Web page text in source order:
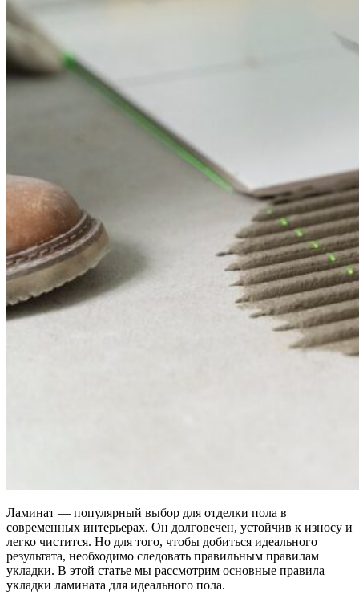
Ламинат — популярный выбор для отделки пола в
современных интерьерах. Он долговечен, устойчив к износу и
легко чистится. Но для того, чтобы добиться идеального
результата, необходимо следовать правильным правилам
укладки. В этой статье мы рассмотрим основные правила
укладки ламината для идеального пола.